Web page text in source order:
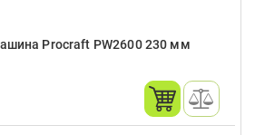
Procraft PW2600 230 мм